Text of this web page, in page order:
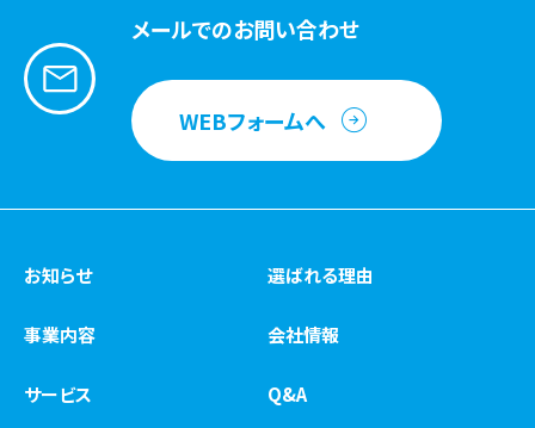
メールでのお問い合わせ
WEBフォームへ
お知らせ
事業内容
サービス
選ばれる理由
会社情報
Q&A